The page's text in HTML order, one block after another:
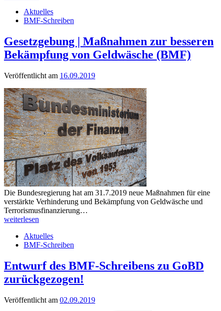
Aktuelles
BMF-Schreiben
Gesetzgebung | Maßnahmen zur besseren
Bekämpfung von Geldwäsche (BMF)
Veröffentlicht am 16.09.2019
Die Bundesregierung hat am 31.7.2019 neue Maßnahmen für eine
verstärkte Verhinderung und Bekämpfung von Geldwäsche und
Terrorismusfinanzierung…
weiterlesen
Aktuelles
BMF-Schreiben
Entwurf des BMF-Schreibens zu GoBD
zurückgezogen!
Veröffentlicht am 02.09.2019